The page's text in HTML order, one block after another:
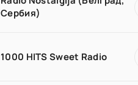
Сербия)
1000 HITS Sweet Radio